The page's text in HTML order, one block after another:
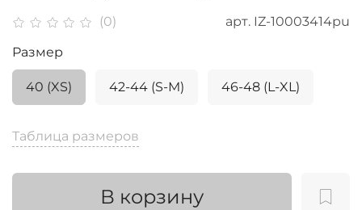
(0) арт. IZ-10003414pu
Таблица размеров
В корзину
Размер
40 (XS) 42-44 (S-M) 46-48 (L-XL)